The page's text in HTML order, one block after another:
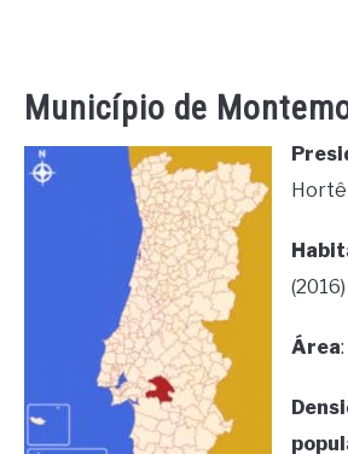
Município de
(2016)
Área